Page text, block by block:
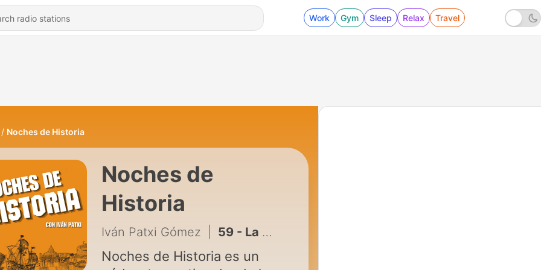
Work Gym Sleep Relax Travel
Noches de Historia
Noches de
Historia
Iván Patxi Gómez 59 - La vida secreta de Mozart: Masonería y la historia de sus óperas | Ep.3 - El mundo de Mozart
Noches de Historia es un